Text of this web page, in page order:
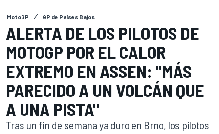
MotoGP GP de Países Bajos
ALERTA DE LOS PILOTOS DE
MOTOGP POR EL CALOR
EXTREMO EN ASSEN: "MÁS
PARECIDO A UN VOLCÁN QUE
A UNA PISTA"
Tras un fin de semana ya duro en Brno, los pilotos